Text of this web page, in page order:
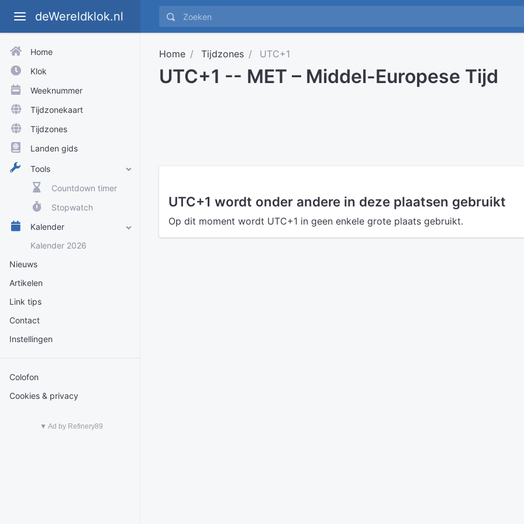
deWereldklok.nl
Home
Klok
Weeknummer
Tijdzonekaart
Tijdzones
Landen gids
Tools
Countdown timer
Stopwatch
Kalender
Kalender 2026
Nieuws
Artikelen
Link tips
Contact
Instellingen
Colofon
Cookies & privacy
▼ Ad by Refinery89
Home Tijdzones UTC+1
UTC+1 -- MET – Middel-Europese Tijd
UTC+1 wordt onder andere in deze plaatsen gebruikt
Op dit moment wordt UTC+1 in geen enkele grote plaats gebruikt.